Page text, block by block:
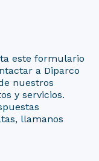
este formulario
a Diparco
nuestros
y servicios.
llamanos